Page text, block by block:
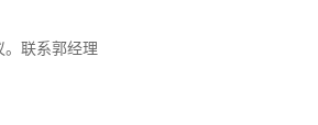
。联系郭经理